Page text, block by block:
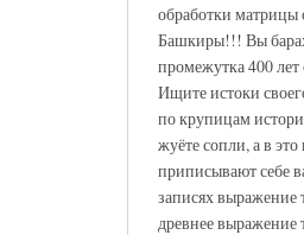
обработки
Башкиры!!! Вы
промежутка 400
Ищите истоки
по крупицам
жуёте сопли, а в
приписывают себе
записях
древнее выражение